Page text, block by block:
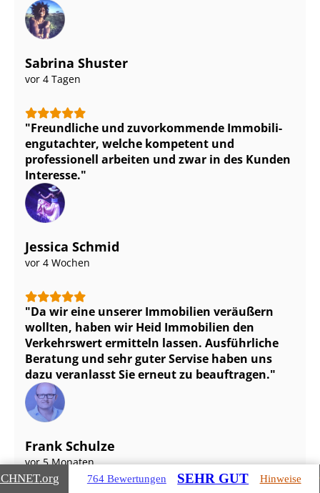
Sabrina Shuster
vor 4 Tagen
Freundliche und zuvorkommende Im­mo­bi­li­
en­gut­ach­ter, welche kompetent und
professionell arbeiten und zwar in des Kunden
Interesse.
Jessica Schmid
vor 4 Wochen
Da wir eine unserer Immobilien veräußern
wollten, haben wir Heid Immobilien den
Verkehrswert ermitteln lassen. Ausführliche
Beratung und sehr guter Servise haben uns
dazu veranlasst Sie erneut zu beauftragen.
Frank Schulze
vor 5 Monaten
.org 764 Bewertungen SEHR GUT Hinweise